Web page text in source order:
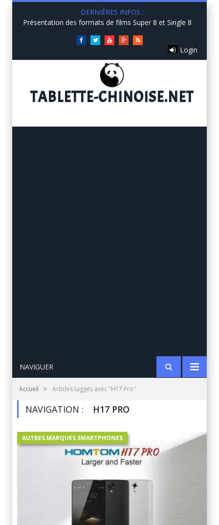
DERNIÈRES INFOS :
Présentation des formats de films Super 8 et Single 8
FacebookTwitterYou
Google+RSS
Login
TABLETTE-CHINOISE.NET
NAVIGUER
Accueil » Articles taggés avec "H17 Pro"
NAVIGATION : H17 PRO
AUTRES MARQUES SMARTPHONES